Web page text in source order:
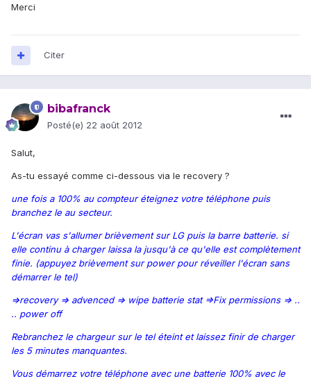
Merci
Citer
bibafranck
Posté(e) 22 août 2012
Salut,
As-tu essayé comme ci-dessous via le recovery ?
une fois a 100% au compteur éteignez votre téléphone puis
branchez le au secteur.
L'écran vas s'allumer brièvement sur LG puis la barre batterie. si
elle continu à charger laissa la jusqu'à ce qu'elle est complètement
finie. (appuyez brièvement sur power pour réveiller l'écran sans
démarrer le tel)
=>recovery => advenced => wipe batterie stat =>Fix permissions => ..
.. power off
Rebranchez le chargeur sur le tel éteint et laissez finir de charger
les 5 minutes manquantes.
Vous démarrez votre téléphone avec une batterie 100% avec le